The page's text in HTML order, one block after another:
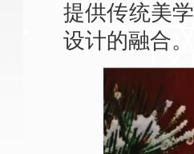
提供传统美
设计的融合。